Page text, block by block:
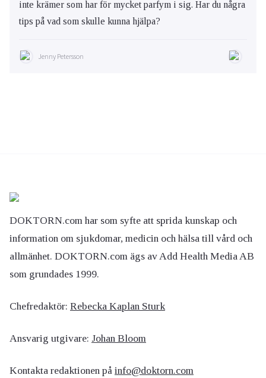
inte krämer som har för mycket parfym i sig. Har du några
tips på vad som skulle kunna hjälpa?
Jenny Petersson
DOKTORN.com har som syfte att sprida kunskap och
information om sjukdomar, medicin och hälsa till vård och
allmänhet. DOKTORN.com ägs av Add Health Media AB
som grundades 1999.
Chefredaktör: Rebecka Kaplan Sturk
Ansvarig utgivare: Johan Bloom
Kontakta redaktionen på info@doktorn.com